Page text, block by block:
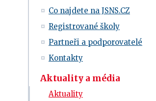
Co najdete na JSNS.CZ
Registrované školy
Partneři a podporovatelé
Kontakty
Aktuality a média
Aktuality